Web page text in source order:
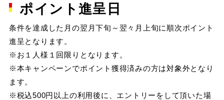
ポイント進呈日
条件を達成した月の翌月下旬～翌々月上旬に順次ポイント
進呈となります。
※お１人様１回限りとなります。
※本キャンペーンでポイント獲得済みの方は対象外となり
ます。
※税込500円以上の利用後に、エントリーをして頂いた場